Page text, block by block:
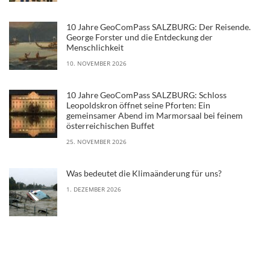
10 Jahre GeoComPass SALZBURG: Der Reisende.
George Forster und die Entdeckung der
Menschlichkeit
10. NOVEMBER 2026
10 Jahre GeoComPass SALZBURG: Schloss
Leopoldskron öffnet seine Pforten: Ein
gemeinsamer Abend im Marmorsaal bei feinem
österreichischen Buffet
25. NOVEMBER 2026
Was bedeutet die Klimaänderung für uns?
1. DEZEMBER 2026